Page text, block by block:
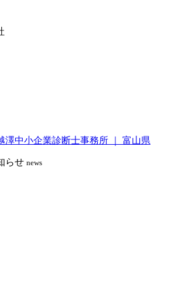
らせ news